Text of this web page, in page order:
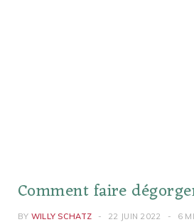
Comment faire
BY WILLY SCHATZ 22 JUIN 2022 6